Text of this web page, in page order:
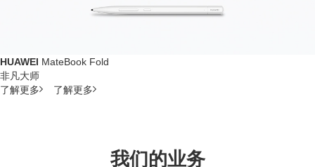
HUAWEI MateBook Fold
非凡大师
了解更多
了解更多
我们的业务